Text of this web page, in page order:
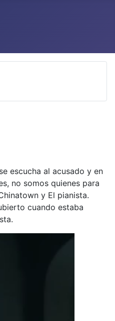
escucha al acusado y en
no somos quienes para
y El pianista.
cuando estaba